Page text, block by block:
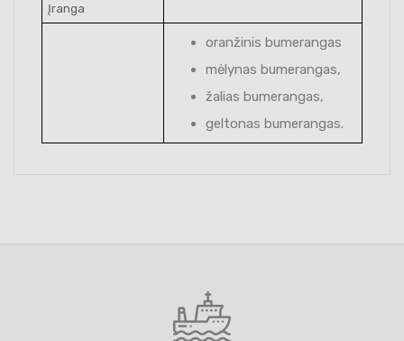
Įranga
oranžinis bumerangas
mėlynas bumerangas,
žalias bumerangas,
geltonas bumerangas.